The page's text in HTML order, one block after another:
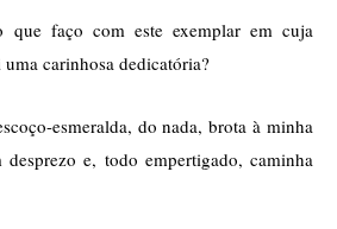
que faço com este exemplar em cuja
carinhosa dedicatória?
esmeralda, do nada, brota à minha
e, todo empertigado, caminha